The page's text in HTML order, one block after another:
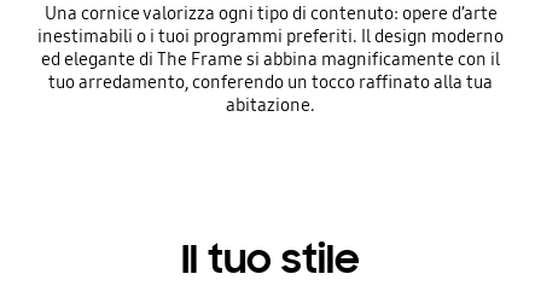
Una cornice valorizza ogni tipo di contenuto: opere d’arte
inestimabili o i tuoi programmi preferiti. Il design moderno
ed elegante di The Frame si abbina magnificamente con il
tuo arredamento, conferendo un tocco raffinato alla tua
abitazione.
Il tuo stile